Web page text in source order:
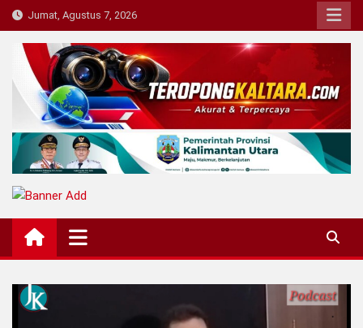
Skip
to
content
Jumat, Agustus 7, 2026
Teropong Kaltara
Beranda Informasi Kalimantan Utara